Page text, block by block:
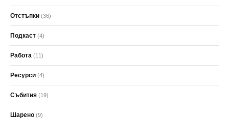
Отстъпки (36)
Подкаст (4)
Работа (11)
Ресурси (4)
Събития (19)
Шарено (9)